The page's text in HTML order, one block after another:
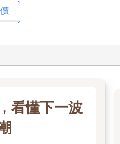
毫無壓力地與初次見面的
地的努力？完全沒有。
」。看懂下一波